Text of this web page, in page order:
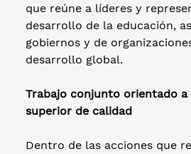
que reúne a líderes y
desarrollo de la educación,
gobiernos y de
desarrollo global.
Trabajo conjunto orientado a
superior de calidad
Dentro de las acciones que